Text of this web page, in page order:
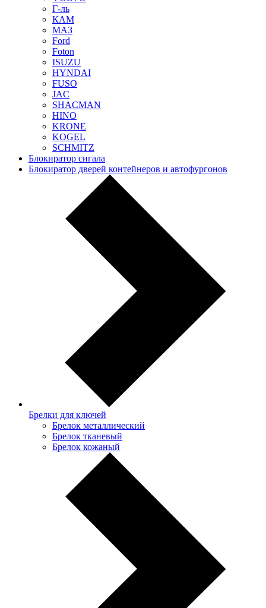
Г-ль
КАМ
МАЗ
Ford
Foton
ISUZU
HYNDAI
FUSO
JAC
SHACMAN
HINO
KRONE
KOGEL
SCHMITZ
Блокиратор сигала
Блокиратор дверей контейнеров и автофургонов
Брелки для ключей
Брелок металлический
Брелок тканевый
Брелок кожаный